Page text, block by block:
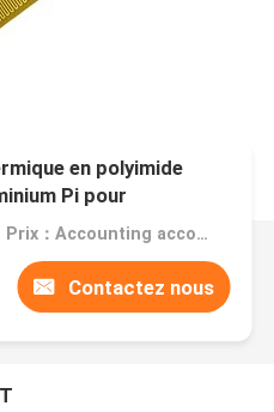
en polyimide
Pi pour
Prix：Accounting according to the design drawings
Contactez nous